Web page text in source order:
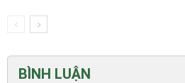
BÌNH LUẬN